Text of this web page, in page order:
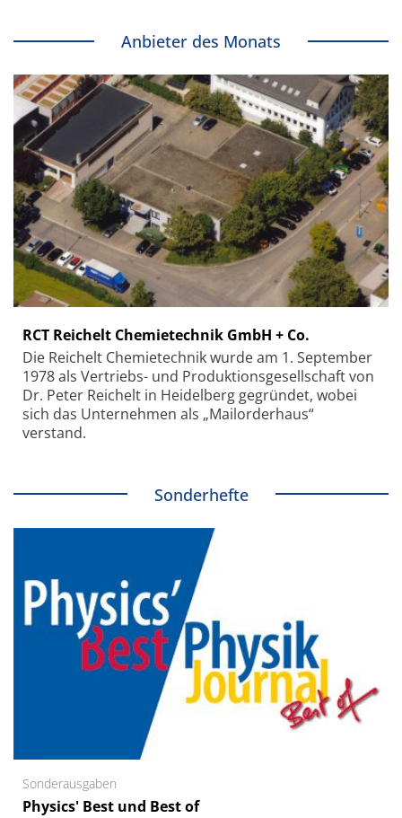
Anbieter des Monats
RCT Reichelt Chemietechnik GmbH + Co.
Die Reichelt Chemietechnik wurde am 1. September
1978 als Vertriebs- und Produktionsgesellschaft von
Dr. Peter Reichelt in Heidelberg gegründet, wobei
sich das Unternehmen als „Mailorderhaus“
verstand.
Sonderhefte
Sonderausgaben
Physics' Best und Best of